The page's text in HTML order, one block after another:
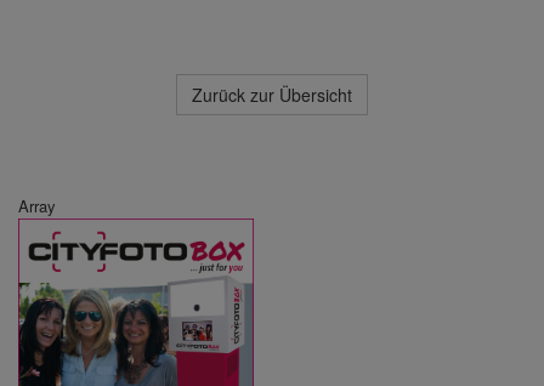
Zurück zur Übersicht
Array